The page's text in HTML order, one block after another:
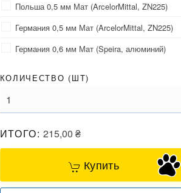
Польша 0,5 мм Мат (ArcelorMittal, ZN225)
Германия 0,5 мм Мат (ArcelorMittal, ZN225)
Германия 0,6 мм Мат (Speira, алюминий)
КОЛИЧЕСТВО (ШТ)
ИТОГО: 215,00 ₴
Купить